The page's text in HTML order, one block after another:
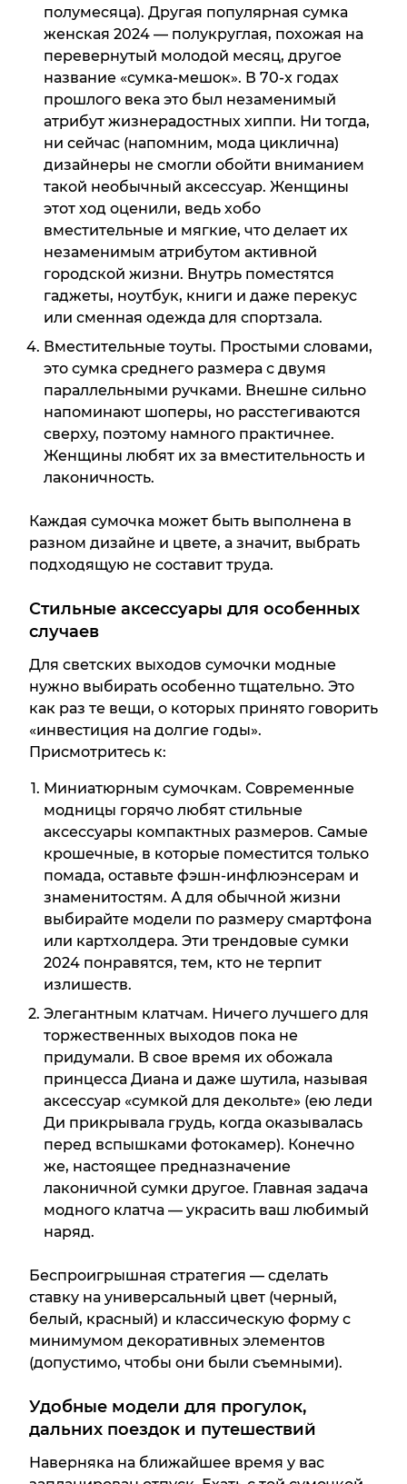
полумесяца). Другая популярная сумка
женская 2024 — полукруглая, похожая на
перевернутый молодой месяц, другое
название «сумка-мешок». В 70-х годах
прошлого века это был незаменимый
атрибут жизнерадостных хиппи. Ни тогда,
ни сейчас (напомним, мода циклична)
дизайнеры не смогли обойти вниманием
такой необычный аксессуар. Женщины
этот ход оценили, ведь хобо
вместительные и мягкие, что делает их
незаменимым атрибутом активной
городской жизни. Внутрь поместятся
гаджеты, ноутбук, книги и даже перекус
или сменная одежда для спортзала.
Вместительные тоуты. Простыми словами,
это сумка среднего размера с двумя
параллельными ручками. Внешне сильно
напоминают шоперы, но расстегиваются
сверху, поэтому намного практичнее.
Женщины любят их за вместительность и
лаконичность.
Каждая сумочка может быть выполнена в
разном дизайне и цвете, а значит, выбрать
подходящую не составит труда.
Стильные аксессуары для особенных
случаев
Для светских выходов сумочки модные
нужно выбирать особенно тщательно. Это
как раз те вещи, о которых принято говорить
«инвестиция на долгие годы».
Присмотритесь к:
Миниатюрным сумочкам. Современные
модницы горячо любят стильные
аксессуары компактных размеров. Самые
крошечные, в которые поместится только
помада, оставьте фэшн-инфлюэнсерам и
знаменитостям. А для обычной жизни
выбирайте модели по размеру смартфона
или картхолдера. Эти трендовые сумки
2024 понравятся, тем, кто не терпит
излишеств.
Элегантным клатчам. Ничего лучшего для
торжественных выходов пока не
придумали. В свое время их обожала
принцесса Диана и даже шутила, называя
аксессуар «сумкой для декольте» (ею леди
Ди прикрывала грудь, когда оказывалась
перед вспышками фотокамер). Конечно
же, настоящее предназначение
лаконичной сумки другое. Главная задача
модного клатча — украсить ваш любимый
наряд.
Беспроигрышная стратегия — сделать
ставку на универсальный цвет (черный,
белый, красный) и классическую форму с
минимумом декоративных элементов
(допустимо, чтобы они были съемными).
Удобные модели для прогулок,
дальних поездок и путешествий
Наверняка на ближайшее время у вас